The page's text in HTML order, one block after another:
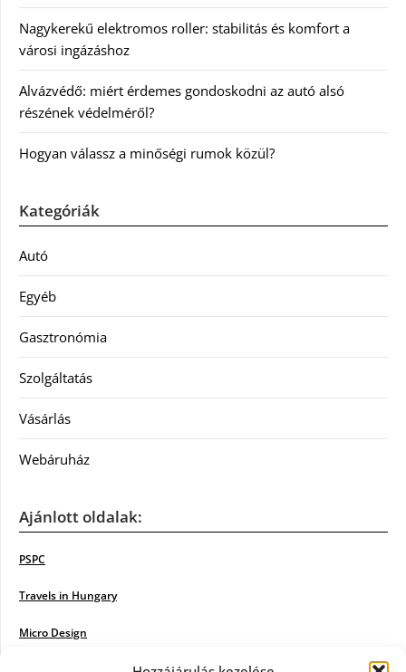
Nagykerekű elektromos roller: stabilitás és komfort a
városi ingázáshoz
Alvázvédő: miért érdemes gondoskodni az autó alsó
részének védelméről?
Hogyan válassz a minőségi rumok közül?
Kategóriák
Autó
Egyéb
Gasztronómia
Szolgáltatás
Vásárlás
Webáruház
Ajánlott oldalak:
PSPC
Travels in Hungary
Micro Design